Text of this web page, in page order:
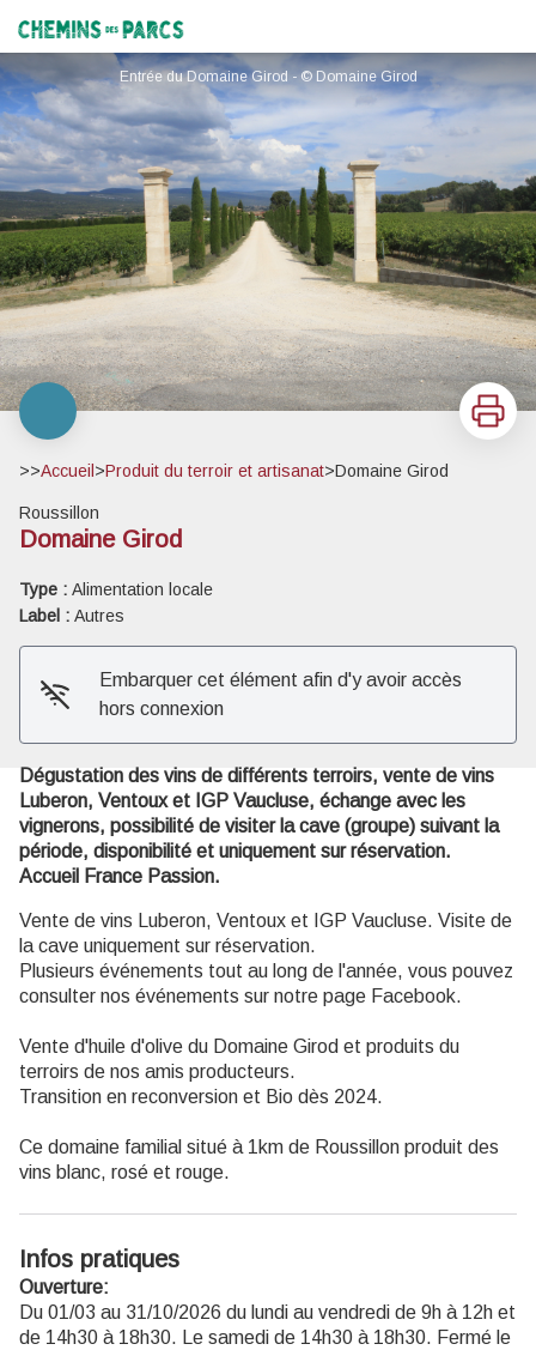
Chemins des Parcs
Entrée du Domaine Girod - © Domaine Girod
Imprimer
>>Accueil >Produit du terroir et artisanat>Domaine Girod
Roussillon
Domaine Girod
Type : Alimentation locale
Label : Autres
Embarquer cet élément afin d'y avoir accès
hors connexion
Dégustation des vins de différents terroirs, vente de vins
Luberon, Ventoux et IGP Vaucluse, échange avec les
vignerons, possibilité de visiter la cave (groupe) suivant la
période, disponibilité et uniquement sur réservation.
Accueil France Passion.
Vente de vins Luberon, Ventoux et IGP Vaucluse. Visite de
la cave uniquement sur réservation.
Plusieurs événements tout au long de l'année, vous pouvez
consulter nos événements sur notre page Facebook.
Vente d'huile d'olive du Domaine Girod et produits du
terroirs de nos amis producteurs.
Transition en reconversion et Bio dès 2024.
Ce domaine familial situé à 1km de Roussillon produit des
vins blanc, rosé et rouge.
Infos pratiques
Ouverture:
Du 01/03 au 31/10/2026 du lundi au vendredi de 9h à 12h et
de 14h30 à 18h30. Le samedi de 14h30 à 18h30. Fermé le